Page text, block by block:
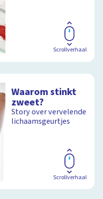
Scrollverhaal
Waarom stinkt
zweet?
Story over vervelende
lichaamsgeurtjes
Scrollverhaal